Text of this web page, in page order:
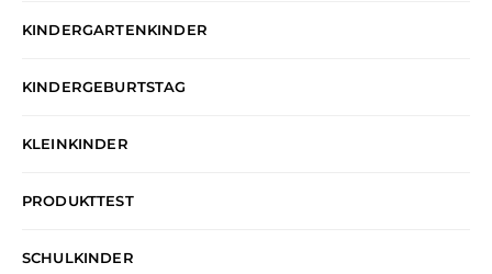
KINDERGARTENKINDER
KINDERGEBURTSTAG
KLEINKINDER
PRODUKTTEST
SCHULKINDER